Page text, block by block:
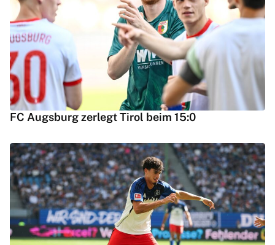
FC Augsburg zerlegt Tirol beim 15:0